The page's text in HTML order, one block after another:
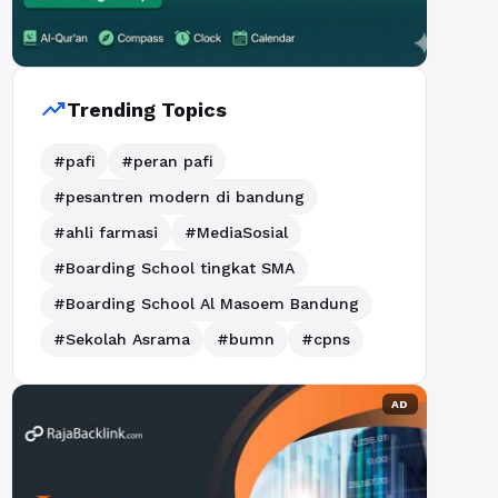
trending_upTrending Topics
#pafi
#peran pafi
#pesantren modern di bandung
#ahli farmasi
#MediaSosial
#Boarding School tingkat SMA
#Boarding School Al Masoem Bandung
#Sekolah Asrama
#bumn #cpns
AD